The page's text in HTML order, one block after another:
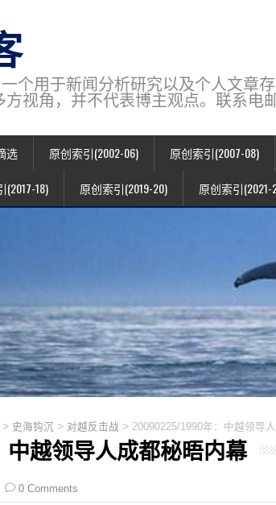
，一个用于新闻分析研究以及个人文
视角，并不代表博主观点。联系电邮
选 原创索引(2002-06) 原创索引(2007-08)
(2017-18) 原创索引(2019-20) 原创索引(2021-
> 史海钩沉 > 对越反击战 > 20090225/1990年：中越领导
中越领导人成都秘晤内幕
0 Comments